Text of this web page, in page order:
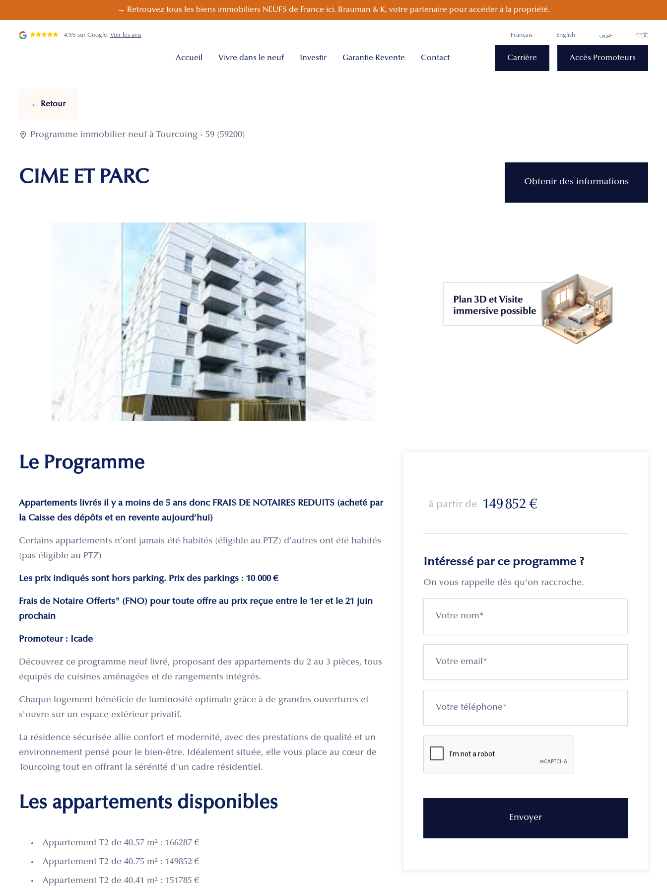
→ Retrouvez tous les biens immobiliers NEUFS de France ici. Brauman & K, votre partenaire pour accéder à la propriété.
4.9/5 sur Google. Voir les avis Français English عربي 中文
Accueil Vivre dans le neuf Investir Garantie Revente Contact Carrière Accès Promoteurs
← Retour
 Programme immobilier neuf à Tourcoing - 59 (59200)
CIME ET PARC Obtenir des informations
Le Programme
Appartements livrés il y a moins de 5 ans donc FRAIS DE NOTAIRES REDUITS (acheté par
la Caisse des dépôts et en revente aujourd’hui)
Certains appartements n’ont jamais été habités (éligible au PTZ) d’autres ont été habités
(pas éligible au PTZ)
Les prix indiqués sont hors parking. Prix des parkings : 10 000 €
Frais de Notaire Offerts" (FNO) pour toute offre au prix reçue entre le 1er et le 21 juin
prochain
Promoteur : Icade
Découvrez ce programme neuf livré, proposant des appartements du 2 au 3 pièces, tous
équipés de cuisines aménagées et de rangements intégrés.
Chaque logement bénéficie de luminosité optimale grâce à de grandes ouvertures et
s'ouvre sur un espace extérieur privatif.
La résidence sécurisée allie confort et modernité, avec des prestations de qualité et un
environnement pensé pour le bien-être. Idéalement située, elle vous place au cœur de
Tourcoing tout en offrant la sérénité d'un cadre résidentiel.
Les appartements disponibles
Appartement T2 de 40.57 m² : 166287 €
Appartement T2 de 40.75 m² : 149852 €
Appartement T2 de 40.41 m² : 151785 €
à partir de 149 852 €
Intéressé par ce programme ?
On vous rappelle dès qu'on raccroche.